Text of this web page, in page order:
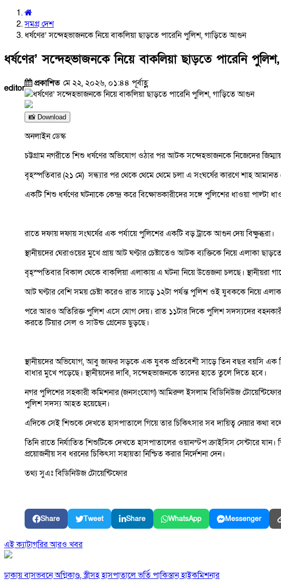
সমগ্র দেশ
ধর্ষণের’ সন্দেহভাজনকে নিয়ে বাকলিয়া ছাড়তে পারেনি পুলিশ, গাড়িতে আগুন
ধর্ষণের’ সন্দেহভাজনকে নিয়ে বাকলিয়া ছাড়তে পারেনি
editor প্রকাশিত মে ২২, ২০২৬, ০১:৪৪ পূর্বাহ্ণ
📸 Download
অনলাইন ডেস্ক
চট্টগ্রাম নগরীতে শিশু ধর্ষণের অভিযোগ ওঠার পর আটক সন্দেহভাজনকে নিজেদের
বৃহস্পতিবার (২১ মে) সন্ধ্যার পর থেকে থেমে থেমে চলা এ সংঘর্ষের কারণে শাহ
একটি শিশু ধর্ষণের ঘটনাকে কেন্দ্র করে বিক্ষোভকারীদের সঙ্গে পুলিশের ধাওয়া
রাতে দফায় দফায় সংঘর্ষের এক পর্যায়ে পুলিশের একটি বড় ট্রাকে আগুন দেয় বিক্ষুব্ধরা।
স্থানীয়দের ঘেরাওয়ের মুখে প্রায় আট ঘণ্টার চেষ্টাতেও আটক ব্যক্তিকে নিয়ে এলাকা
বৃহ্স্পতিবার বিকাল থেকে বাকলিয়া এলাকায় এ ঘটনা নিয়ে উত্তেজনা চলছে।
আট ঘণ্টার বেশি সময় চেষ্টা করেও রাত সাড়ে ১২টা পর্যন্ত পুলিশ ওই যুবককে নিয়ে
পরে আরও অতিরিক্ত পুলিশ এসে যোগ দেয়। রাত ১১টার দিকে পুলিশ সদস্যদের
করতে টিয়ার সেল ও সাউন্ড গ্রেনেড ছুড়ছে।
স্থানীয়দের অভিযোগ, আবু জাফর সড়কে এক যুবক প্রতিবেশী সাড়ে তিন বছর বয়সি এক
বাধার মুখে পড়েছে। স্থানীয়দের দাবি, সন্দেহভাজনকে তাদের হাতে তুলে দিতে হবে।
নগর পুলিশের সহকারী কমিশনার (জনসংযোগ) আমিরুল ইসলাম বিডিনিউজ টোয়েন্টিফোর
পুলিশ সদস্য আহত হয়েছেন।
এদিকে সেই শিশুকে দেখতে হাসপাতালে গিয়ে তার চিকিৎসার সব দায়িত্ব নেয়ার কথা
তিনি রাতে নির্যাতিত শিশুটিকে দেখতে হাসপাতালের ওয়ানস্টপ ক্রাইসিস সেন্টারে
প্রয়োজনীয় সব ধরনের চিকিৎসা সহায়তা নিশ্চিত করার নির্দেশনা দেন।
তথ্য সুএঃ বিডিনিউজ টোয়েন্টিফোর
Share Tweet Share WhatsApp Messenger
এই ক্যাটাগরির আরও খবর
ঢাকায় বাসভবনে অগ্নিকাণ্ড, স্ত্রীসহ হাসপাতালে ভর্তি পাকিস্তান হাইকমিশনার